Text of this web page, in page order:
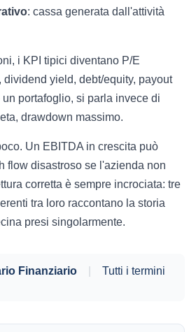
: cassa generata dall'attività
i KPI tipici diventano P/E
dividend yield, debt/equity, payout
portafoglio, si parla invece di
drawdown massimo.
Un EBITDA in crescita può
flow disastroso se l'azienda non
corretta è sempre incrociata: tre
tra loro raccontano la storia
presi singolarmente.
Finanziario
Tutti i termini